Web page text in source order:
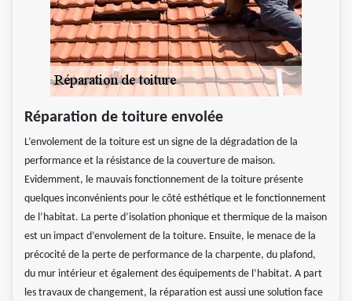
Réparation de toiture envolée
L’envolement de la toiture est un signe de la dégradation de la
performance et la résistance de la couverture de maison.
Evidemment, le mauvais fonctionnement de la toiture présente
quelques inconvénients pour le côté esthétique et le fonctionnement
de l’habitat. La perte d’isolation phonique et thermique de la maison
est un impact d’envolement de la toiture. Ensuite, le menace de la
précocité de la perte de performance de la charpente, du plafond,
du mur intérieur et également des équipements de l’habitat. A part
les travaux de changement, la réparation est aussi une solution face